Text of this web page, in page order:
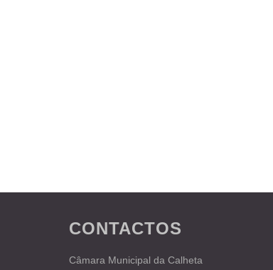
CONTACTOS
Câmara Municipal da Calheta